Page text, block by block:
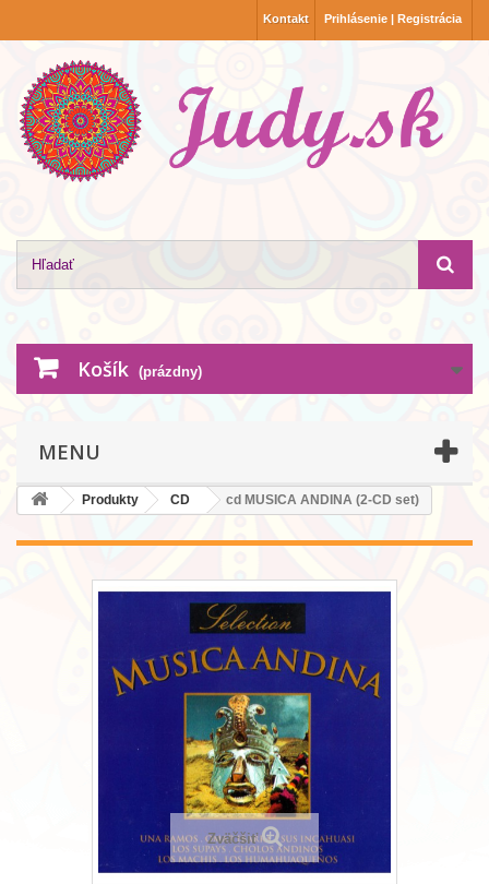
Prihlásenie | Registrácia
Kontakt
Košík (prázdny)
MENU
Produkty CD cd MUSICA ANDINA (2-CD set)
Zväčšiť